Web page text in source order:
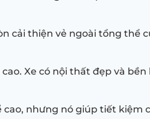
cải thiện vẻ ngoài tổng thể
Xe có nội thất đẹp và bền
cao, nhưng nó giúp tiết kiệm